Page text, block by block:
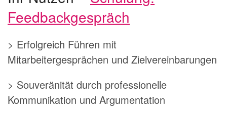
Feedbackgespräch
> Erfolgreich Führen mit
Mitarbeitergesprächen und Zielvereinbarungen
> Souveränität durch professionelle
Kommunikation und Argumentation